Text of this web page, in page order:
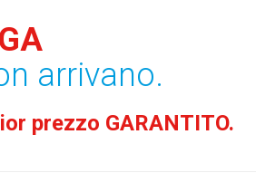
arrivano.
prezzo GARANTITO.